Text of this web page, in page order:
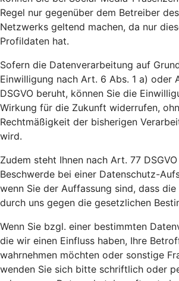
Regel nur gegenüber dem Betreiber
Netzwerks geltend machen, da nur
Profildaten hat.
Sofern die Datenverarbeitung auf
Einwilligung nach Art. 6 Abs. 1 a) oder
DSGVO beruht, können Sie die
Wirkung für die Zukunft widerrufen,
Rechtmäßigkeit der bisherigen
wird.
Zudem steht Ihnen nach Art. 77
Beschwerde bei einer Datenschutz-
wenn Sie der Auffassung sind, dass
durch uns gegen die gesetzlichen
Wenn Sie bzgl. einer bestimmten
die wir einen Einfluss haben, Ihre
wahrnehmen möchten oder sonstige
wenden Sie sich bitte schriftlich oder